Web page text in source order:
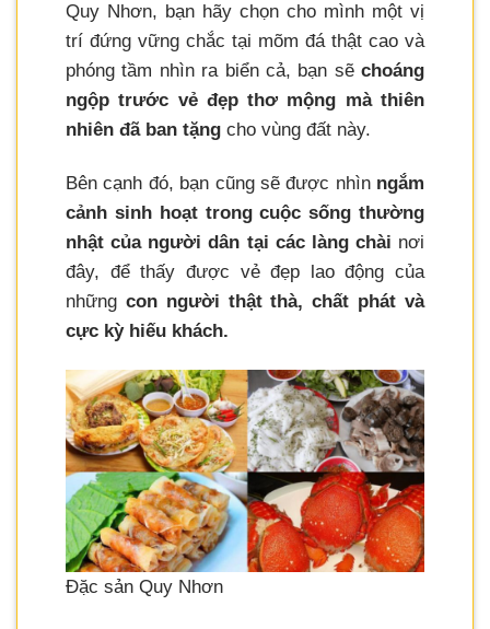
Quy Nhơn, bạn hãy chọn cho mình một vị
trí đứng vững chắc tại mõm đá thật cao và
phóng tầm nhìn ra biển cả, bạn sẽ choáng
ngộp trước vẻ đẹp thơ mộng mà thiên
nhiên đã ban tặng cho vùng đất này.
Bên cạnh đó, bạn cũng sẽ được nhìn ngắm
cảnh sinh hoạt trong cuộc sống thường
nhật của người dân tại các làng chài nơi
đây, để thấy được vẻ đẹp lao động của
những con người thật thà, chất phát và
cực kỳ hiếu khách.
Đặc sản Quy Nhơn